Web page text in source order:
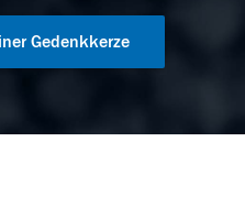
Gedenkkerze